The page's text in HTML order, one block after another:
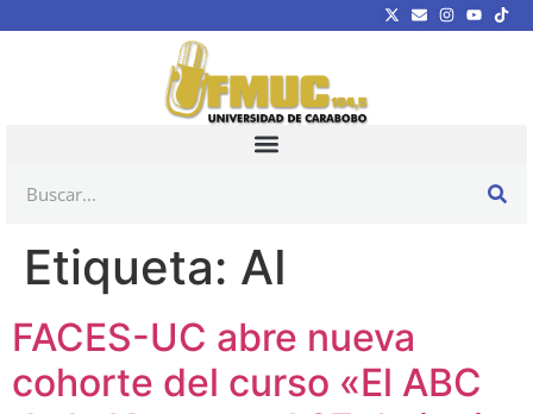
Etiqueta: AI
FACES-UC abre nueva
cohorte del curso «El ABC